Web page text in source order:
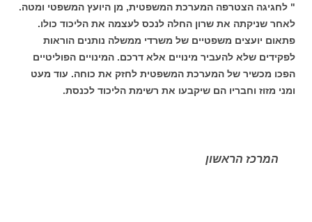
" לחגיגה הצטרפה המערכת המשפטית, מן היועץ המשפטי ומטה.
לאחר שניקתה את שרון החלה לנכס לעצמה את הליכוד כולו.
פתאום יועצים משפטיים של משרדי ממשלה נותנים הוראות
לפקידים שלא להעביר מינויים אלא דרכם. המינויים הפוליטיים
הפכו מכשיר של המערכת המשפטית לחזק את כוחה. עוד מעט
ומני מזוז וחבריו הם שיקבעו את רשימת הליכוד לכנסת.
המרכז הראשון